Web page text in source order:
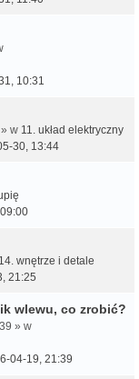
10:31
w 11. układ elektryczny
30, 13:44
14. wnętrze i detale
21:25
wlewu, co zrobić?
» w
04-19, 21:39